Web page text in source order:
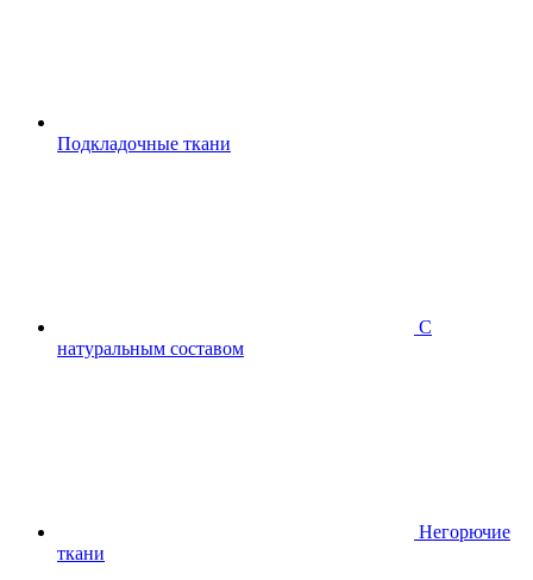
Подкладочные ткани
С
натуральным составом
Негорючие
ткани